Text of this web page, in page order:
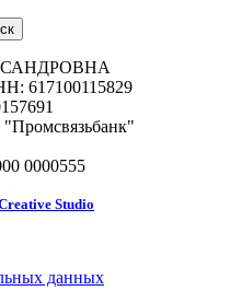
617100115829
0000555
Studio
данных